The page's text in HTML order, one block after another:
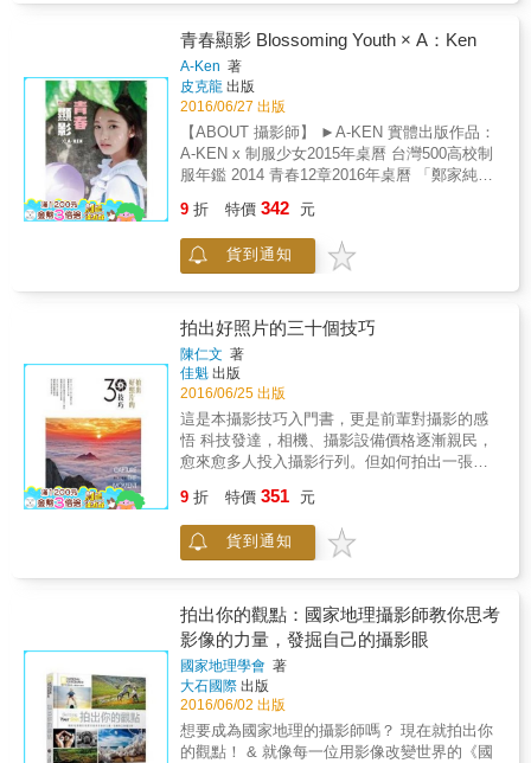
別類的教導，包涵許多專業攝影師秘招。市面
上招式最多，涵蓋範圍最廣的書。
（攝影者的凝視）， 同時也藉由作品展現其攝
影哲學與美學（觀者的凝視）。 當你真的進入
瀕死之際，美人魚才會現身救你，因此你最終
看見了。
青春顯影 Blossoming Youth × A：Ken
A-Ken 著
皮克龍 出版
2016/06/27 出版
【ABOUT 攝影師】 ►A-KEN 實體出版作品：
A-KEN x 制服少女2015年桌曆 台灣500高校制
服年鑑 2014 青春12章2016年桌曆 「鄭家純x
員 每個人不知不覺精神上都在膜拜少女 姐姐對
年齡不再壹字頭感到驚慌 媽媽抱怨都是為了忙
家事和管小孩 說話都不可愛了 男孩和男人們想
室裡那難相處的女主管和女同事 只要側轉過頭
想想 當年也都是可愛的少女 不知不覺竟然就消
氣不計較了 少女們為了我們這些糟透了的雄性
動物 做了好大的犧牲 而不得不變得複雜之前
實在該替她們把人生中最美顯影留下來
9 折 特價 342 元
貨到通知
拍出好照片的三十個技巧
陳仁文 著
佳魁 出版
2016/06/25 出版
這是本攝影技巧入門書，更是前輩對攝影的感
悟 科技發達，相機、攝影設備價格逐漸親民，
愈來愈多人投入攝影行列。但如何拍出一張動
題。 作者依據多年的拍攝經驗，總結出三十個
關鍵祕訣，從素材的挑選、構圖的安排、光
線、色彩、時機，一步步地引領初學者踏入攝
留。同時作者結合旅遊領隊的專業，一一爬梳
油紙傘、打鐵鋪等人文風情，為照片多了一股
耐人探尋的韻味。除此之外，本書展現他慧心
獨具的攝影眼，一張張匠心獨運的照片，讓讀
者體會到只要細心觀察周遭事物，將自我想法
納入照片之中，一轉角、一抬首，都是一片獨
特風景。
9 折 特價 351 元
貨到通知
拍出你的觀點：國家地理攝影師教你思考
影像的力量，發掘自己的攝影眼
國家地理學會 著
大石國際 出版
2016/06/02 出版
想要成為國家地理的攝影師嗎？ 現在就拍出你
的觀點！ & 就像每一位用影像改變世界的《國